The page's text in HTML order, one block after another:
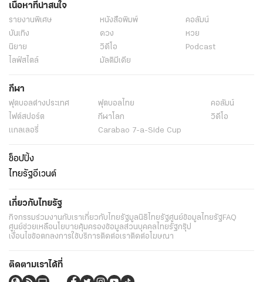
เนื้อหาที่น่าสนใจ
รายงานพิเศษ หนังสือพิมพ์
คอลัมน์
บันเทิง
ดวง
หวย
นิยาย
วิดีโอ
Podcast
ไลฟ์สไตล์
มัลติมีเดีย
กีฬา
ฟุตบอลต่่างประเทศ ฟุตบอลไทย
คอลัมน์
ไฟต์สปอร์ต
กีฬาโลก
วิดีโอ
แกลเลอรี่
Carabao 7-a-Side Cup
ช็อปปิ้ง
ไทยรัฐอีเวนต์
เกี่ยวกับไทยรัฐ
กิจกรรมร่วมงานกับเราเกี่ยวกับไทยรัฐมูลนิธิไทยรัฐศูนย์ข้อมูลไทยรัฐFAQ
ศูนย์ช่วยเหลือนโยบายคุ้มครองข้อมูลส่วนบุคคลไทยรัฐกรุ๊ป
เงื่อนไขข้อตกลงการใช้บริการติดต่อเราติดต่อโฆษณา
ติดตามเราได้ที่